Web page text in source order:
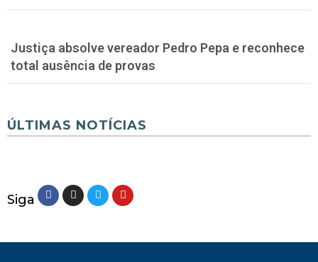
Justiça absolve vereador Pedro Pepa e reconhece
total ausência de provas
ÚLTIMAS NOTÍCIAS
Siga